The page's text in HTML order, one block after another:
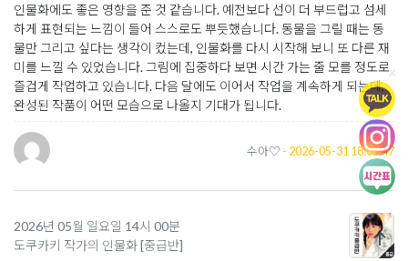
인물화에도 좋은 영향을 준 것 같습니다. 예전보다 선이 더 부드럽고 섬세
하게 표현되는 느낌이 들어 스스로도 뿌듯했습니다. 동물을 그릴 때는 동
물만 그리고 싶다는 생각이 컸는데, 인물화를 다시 시작해 보니 또 다른 재
미를 느낄 수 있었습니다. 그림에 집중하다 보면 시간 가는 줄 모를 정도로
즐겁게 작업하고 있습니다. 다음 달에도 이어서 작업을 계속하게 되는데,
완성된 작품이 어떤 모습으로 나올지 기대가 됩니다.
수아♡ - 2026-05-31 18:05:47
2026년 05월 일요일 14시 00분
도쿠카키 작가의 인물화 [중급반]